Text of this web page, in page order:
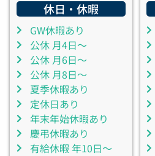
休日・休暇
GW休暇あり
公休 月4日～
公休 月6日～
公休 月8日～
夏季休暇あり
定休日あり
年末年始休暇あり
慶弔休暇あり
有給休暇 年10日～